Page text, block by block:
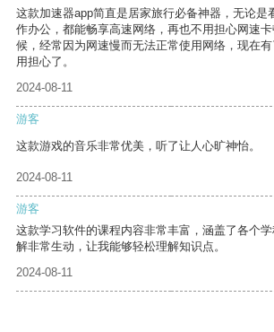
这款加速器app简直是居家旅行必备神器，无论是
作办公，都能畅享高速网络，再也不用担心网速
候，经常因为网速慢而无法正常使用网络，现在
用担心了。
2024-08-11
游客
这款游戏的音乐非常优美，听了让人心旷神怡。
2024-08-11
游客
这款学习软件的课程内容非常丰富，涵盖了各个
解非常生动，让我能够轻松理解知识点。
2024-08-11